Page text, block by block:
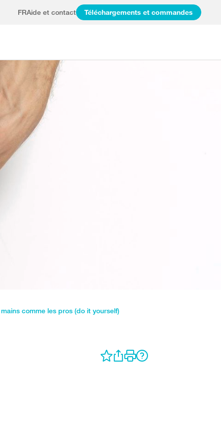
FRAide et contact Téléchargements et commandes
comme les pros (do it yourself)